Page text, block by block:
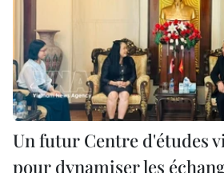
Un futur Centre d'études
pour dynamiser les